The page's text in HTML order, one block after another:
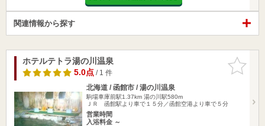
関連情報から探す
お気に入
りに追加
ホテルテトラ湯の川温泉
5.0点/ 1 件
北海道 / 函館市 / 湯の川温泉
駒場車庫前駅1.37km 湯の川駅580m
ＪＲ 函館駅より車で１５分／函館空港より車で５分
営業時間
入浴料金 ～